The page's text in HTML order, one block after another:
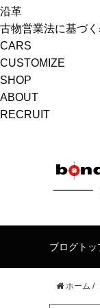
沿革
古物営業法に基づ
CARS
CUSTOMIZE
SHOP
ABOUT
RECRUIT
ブログトッ
ホーム /